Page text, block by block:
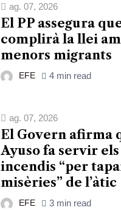
ag. 07, 2026
El PP assegura
complirà la llei
menors migrants
EFE 4 min read
ag. 07, 2026
El Govern afirma
Ayuso fa servir els
incendis “per
misèries” de l’àtic
EFE 3 min read